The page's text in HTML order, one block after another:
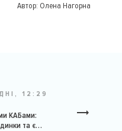
Автор: Олена Нагорна
12:29
КАБами:
та є